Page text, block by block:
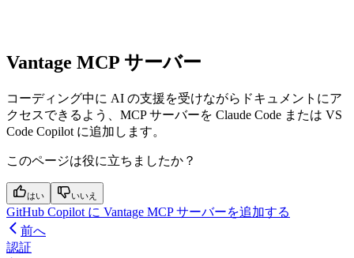
Vantage MCP サーバー
コーディング中に AI の支援を受けながらドキュメントにア
クセスできるよう、MCP サーバーを Claude Code または VS
Code Copilot に追加します。
このページは役に立ちましたか？
はい いいえ
GitHub Copilot に Vantage MCP サーバーを追加する
前へ
認証